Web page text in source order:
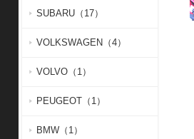
SUBARU（17）
VOLKSWAGEN（4）
VOLVO（1）
PEUGEOT（1）
BMW（1）